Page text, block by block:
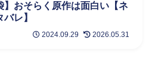
】おそらく原作は面白い【ネ
バレ】
2024.09.29 2026.05.31